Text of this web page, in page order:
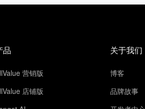
品
营销版
店铺版
关于我们
博客
品牌故事